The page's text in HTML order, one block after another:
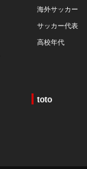
海外サッカー
サッカー代表
高校年代
toto